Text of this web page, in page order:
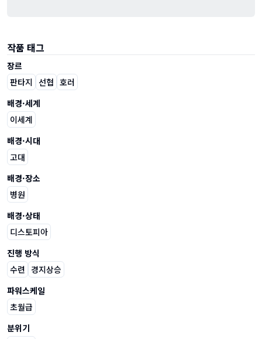
작품 태그
장르
판타지 선협 호러
배경·세계
이세계
배경·시대
고대
배경·장소
병원
배경·상태
디스토피아
진행 방식
수련 경지상승
파워스케일
초월급
분위기